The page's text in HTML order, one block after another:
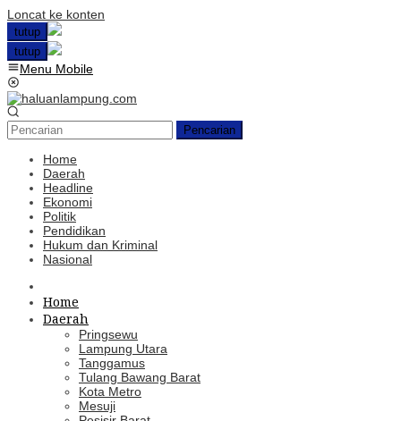
Loncat ke konten
tutup
tutup
Menu Mobile
Pencarian
Home
Daerah
Headline
Ekonomi
Politik
Pendidikan
Hukum dan Kriminal
Nasional
Home
Daerah
Pringsewu
Lampung Utara
Tanggamus
Tulang Bawang Barat
Kota Metro
Mesuji